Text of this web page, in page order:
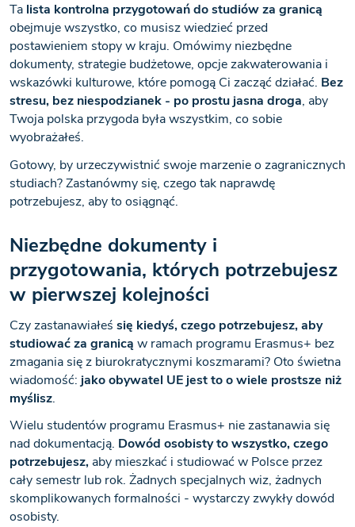
Ta lista kontrolna przygotowań do studiów za granicą
obejmuje wszystko, co musisz wiedzieć przed
postawieniem stopy w kraju. Omówimy niezbędne
dokumenty, strategie budżetowe, opcje zakwaterowania i
wskazówki kulturowe, które pomogą Ci zacząć działać. Bez
stresu, bez niespodzianek - po prostu jasna droga, aby
Twoja polska przygoda była wszystkim, co sobie
wyobrażałeś.
Gotowy, by urzeczywistnić swoje marzenie o zagranicznych
studiach? Zastanówmy się, czego tak naprawdę
potrzebujesz, aby to osiągnąć.
Niezbędne dokumenty i
przygotowania, których potrzebujesz
w pierwszej kolejności
Czy zastanawiałeś się kiedyś, czego potrzebujesz, aby
studiować za granicą w ramach programu Erasmus+ bez
zmagania się z biurokratycznymi koszmarami? Oto świetna
wiadomość: jako obywatel UE jest to o wiele prostsze niż
myślisz.
Wielu studentów programu Erasmus+ nie zastanawia się
nad dokumentacją. Dowód osobisty to wszystko, czego
potrzebujesz, aby mieszkać i studiować w Polsce przez
cały semestr lub rok. Żadnych specjalnych wiz, żadnych
skomplikowanych formalności - wystarczy zwykły dowód
osobisty.